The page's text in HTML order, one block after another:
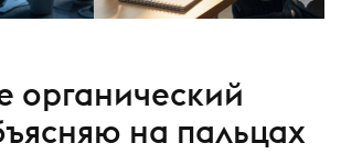
органический
на пальцах